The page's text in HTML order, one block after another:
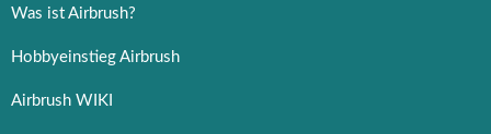
Was ist Airbrush?
Hobbyeinstieg Airbrush
Airbrush WIKI